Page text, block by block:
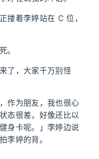
搂着李婷站在 C 位，
。
了，大家千万别怪
作为朋友，我也很心
态很差，好像还比以
身卡呢。」李婷边说
李婷的背。